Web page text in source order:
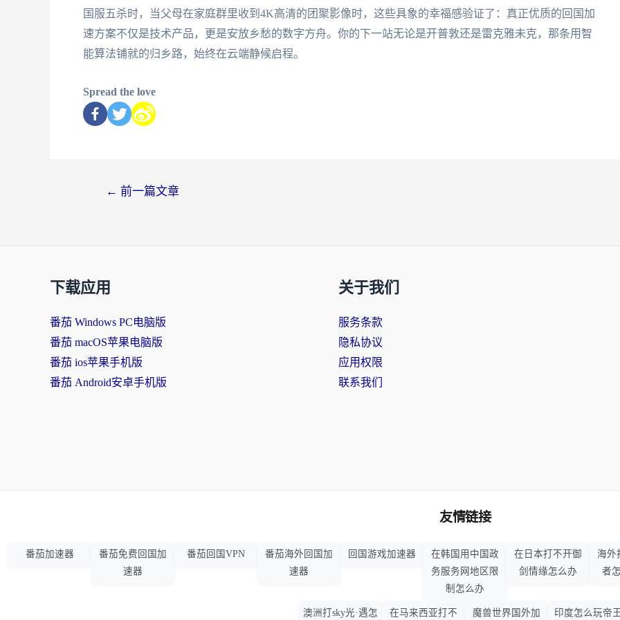
国服五杀时，当父母在家庭群里收到4K高清的团聚影像时，这些具象的幸福感验证了：真正优质的回国加
速方案不仅是技术产品，更是安放乡愁的数字方舟。你的下一站无论是开普敦还是雷克雅未克，那条用智
能算法铺就的归乡路，始终在云端静候启程。
Spread the love
← 前一篇文章
下载应用
番茄 Windows PC电脑版
番茄 macOS苹果电脑版
番茄 ios苹果手机版
番茄 Android安卓手机版
关于我们
服务条款
隐私协议
应用权限
联系我们
友情链接
番茄加速器
番茄免费回国加
速器
番茄回国VPN
番茄海外回国加
速器
回国游戏加速器
在韩国用中国政
务服务网地区限
制怎么办
在日本打不开御
剑情缘怎么办
海外
者
澳洲打sky光·遇怎 在马来西亚打不 魔兽世界国外加 印度怎么玩帝